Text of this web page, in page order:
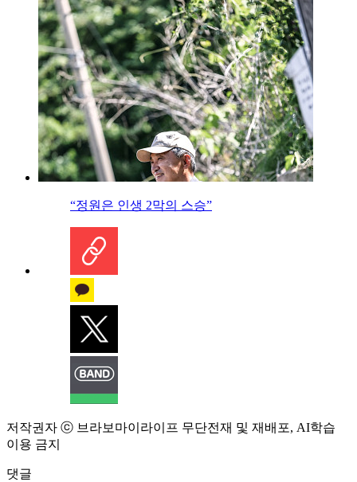
“정원은 인생 2막의 스승”
저작권자 ⓒ 브라보마이라이프 무단전재 및 재배포, AI학습
이용 금지
댓글